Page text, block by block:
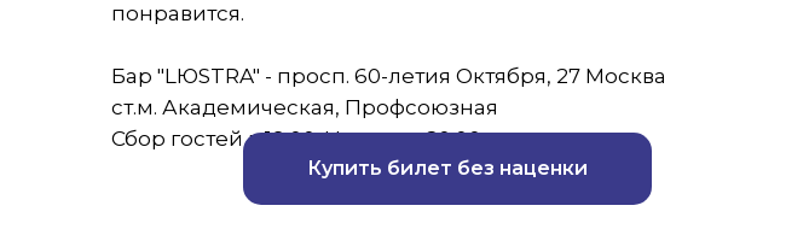
понравится.
Бар "LЮSTRA" - просп. 60-летия Октября, 27 Москва
ст.м. Академическая, Профсоюзная
Сбор гостей в 19:00. Начало в 20:00
Купить билет без наценки